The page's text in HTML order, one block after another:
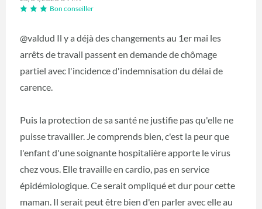
Bon conseiller
@valdud Il y a déjà des changements au 1er mai les
arrêts de travail passent en demande de chômage
partiel avec l'incidence d'indemnisation du délai de
carence.
Puis la protection de sa santé ne justifie pas qu'elle ne
puisse travailler. Je comprends bien, c'est la peur que
l'enfant d'une soignante hospitalière apporte le virus
chez vous. Elle travaille en cardio, pas en service
épidémiologique. Ce serait ompliqué et dur pour cette
maman. Il serait peut être bien d'en parler avec elle au